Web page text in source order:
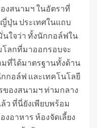
งสนามฯ ในอัตราที่
ปุ่น ประเทศในแถบ
นใจว่า ทั้งนักกอล์ฟใน
โลกที่มาออกรอบจะ
ที่ได้มาตรฐานทั้งด้าน
กอล์ฟ และเทคโนโลยี
องสนามฯ ท่ามกลาง
ว ที่นี่ยังเพียบพร้อม
อาหาร ห้องจัดเลี้ยง